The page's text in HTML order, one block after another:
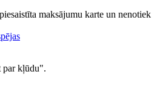
maksājumu karte un nenotiek
par kļūdu".